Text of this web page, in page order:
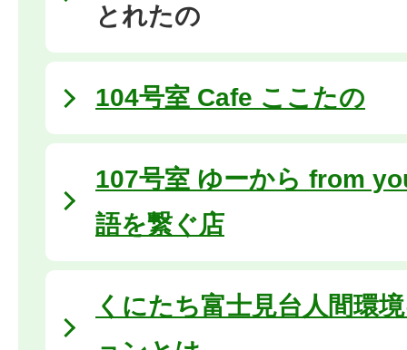
とれたの
104号室 Cafe ここたの
107号室 ゆーから from
語を繋ぐ店
くにたち富士見台人間環